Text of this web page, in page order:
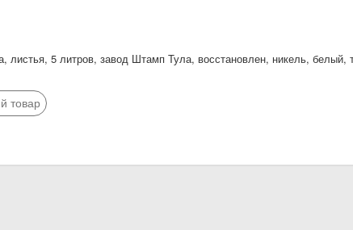
листья, 5 литров, завод Штамп Тула, восстановлен, никель, белый,
товар